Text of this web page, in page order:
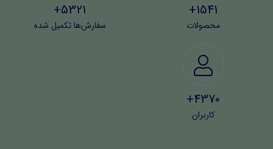
1541+
محصولات
5321+
سفارش‌ها تکمیل شده
4370+
کاربران